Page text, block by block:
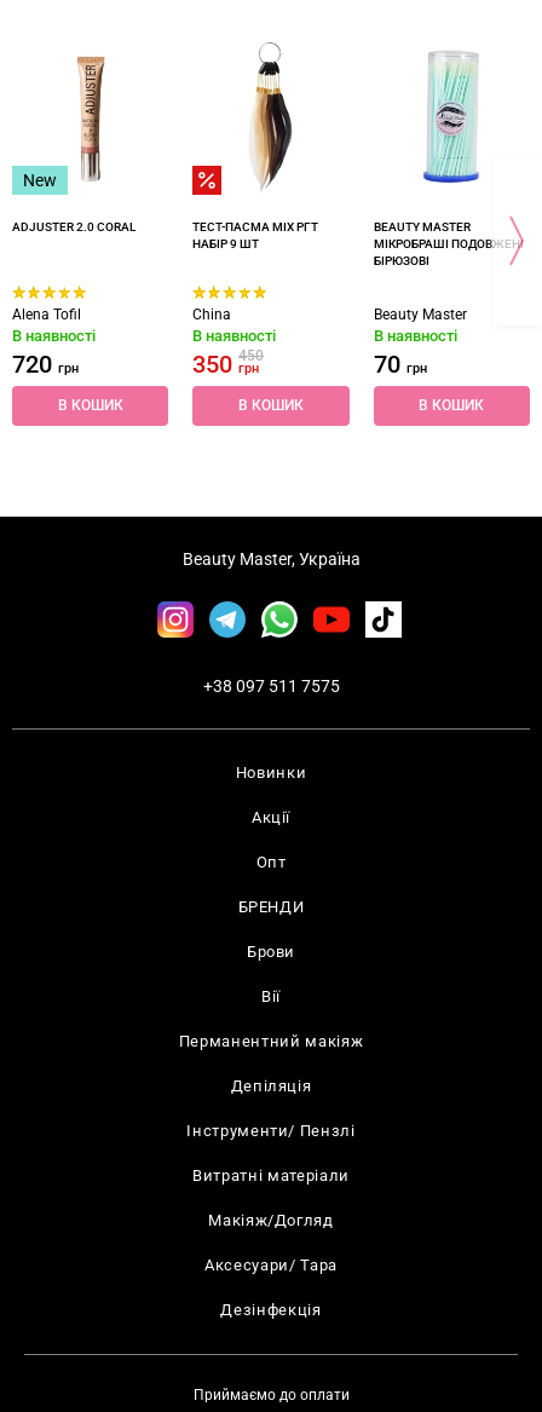
New
ADJUSTER 2.0 CORAL
Alena Tofil
В наявності
720 грн
В КОШИК
ТЕСТ-ПАСМА MIX РГТ
НАБІР 9 ШТ
China
В наявності
350450
грн
В КОШИК
BEAUTY MASTER
МІКРОБРАШІ ПОДОВЖЕНІ
БІРЮЗОВІ
Beauty Master
В наявності
70 грн
В КОШИК
Новинки
Акції
Опт
БРЕНДИ
Брови
Вії
Перманентний макіяж
Депіляція
Інструменти/ Пензлі
Витратні матеріали
Макіяж/Догляд
Аксесуари/ Тара
Дезінфекція
Beauty Master, Україна
+38 097 511 7575
Приймаємо до оплати